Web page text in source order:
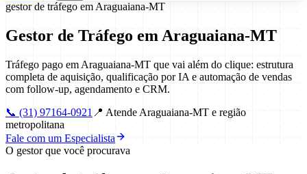
gestor de tráfego em Araguaiana-MT
Gestor de Tráfego em Araguaiana-MT
Tráfego pago em Araguaiana-MT que vai além do clique: estrutura
completa de aquisição, qualificação por IA e automação de vendas
com follow-up, agendamento e CRM.
📞 (31) 97164-0921 📍 Atende Araguaiana-MT e região
metropolitana
Fale com um Especialista
O gestor que você procurava